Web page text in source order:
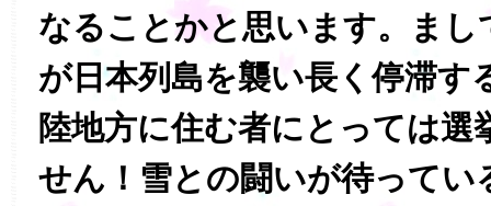
なることかと思います。まし
が日本列島を襲い長く停滞す
陸地方に住む者にとっては選
せん！雪との闘いが待ってい